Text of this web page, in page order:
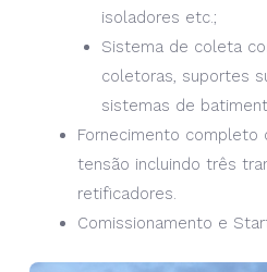
isoladores etc.;
Sistema de coleta
coletoras, suportes
sistemas de
Fornecimento
tensão incluindo três
retificadores.
Comissionamento e